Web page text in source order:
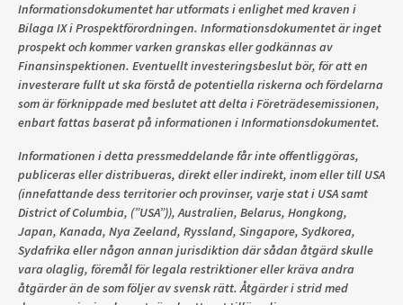
Informationsdokumentet har utformats i enlighet med kraven i
Bilaga IX i Prospektförordningen. Informationsdokumentet är inget
prospekt och kommer varken granskas eller godkännas av
Finansinspektionen. Eventuellt investeringsbeslut bör, för att en
investerare fullt ut ska förstå de potentiella riskerna och fördelarna
som är förknippade med beslutet att delta i Företrädesemissionen,
enbart fattas baserat på informationen i Informationsdokumentet.
Informationen i detta pressmeddelande får inte offentliggöras,
publiceras eller distribueras, direkt eller indirekt, inom eller till USA
(innefattande dess territorier och provinser, varje stat i USA samt
District of Columbia, (”USA”)), Australien, Belarus, Hongkong,
Japan, Kanada, Nya Zeeland, Ryssland, Singapore, Sydkorea,
Sydafrika eller någon annan jurisdiktion där sådan åtgärd skulle
vara olaglig, föremål för legala restriktioner eller kräva andra
åtgärder än de som följer av svensk rätt. Åtgärder i strid med